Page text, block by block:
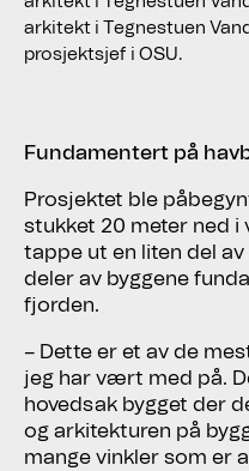
arkitekt i Tegnestuen
prosjektsjef i OSU.
Fundamentert på
Prosjektet ble
stukket 20 meter ned i
tappe ut en liten del
deler av byggene
fjorden.
– Dette er et av de
jeg har vært med på.
hovedsak bygget der
og arkitekturen på
mange vinkler som er